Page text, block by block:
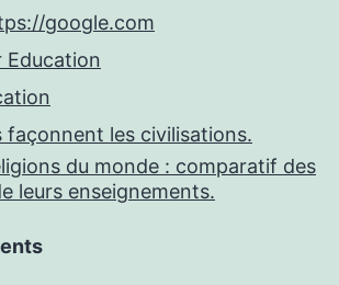
google.com
Education
façonnent les civilisations.
du monde : comparatif des
leurs enseignements.